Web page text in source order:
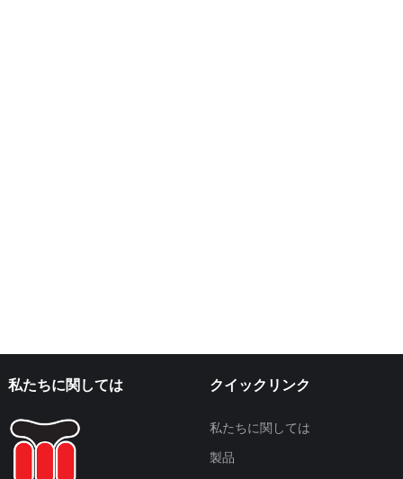
私たちに関しては クイックリンク
私たちに関しては
製品